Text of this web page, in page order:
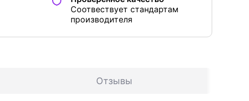
Соотвествует стандартам
производителя
Отзывы